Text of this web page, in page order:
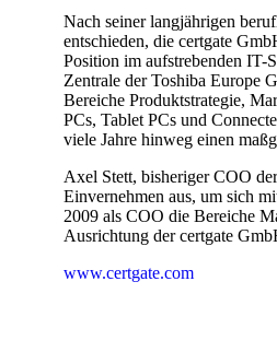
Nach seiner langjährigen
entschieden, die certgate
Position im aufstrebenden IT-
Zentrale der Toshiba Europe
Bereiche Produktstrategie,
PCs, Tablet PCs und
viele Jahre hinweg einen
Axel Stett, bisheriger COO
Einvernehmen aus, um sich
2009 als COO die Bereiche
Ausrichtung der certgate
www.certgate.com